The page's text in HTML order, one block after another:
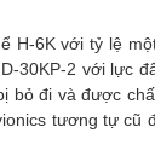
H-6K với tỷ lệ
30KP-2 với lực
bỏ đi và được
tương tự cũ